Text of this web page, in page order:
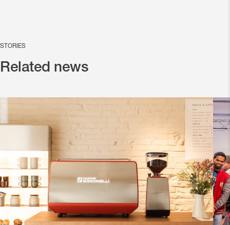
STORIES
Related news